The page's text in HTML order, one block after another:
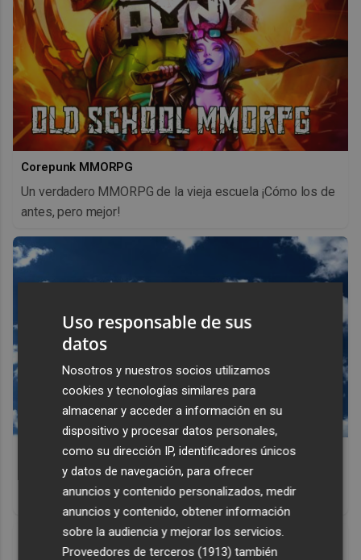
Corepunk MMORPG
Un verdadero MMORPG de la vieja escuela ¡Cómo los de
antes, pero mejor!
No es tu imaginación
¿Ves caras en enchufes, coches o nubes? Tiene
explicación
Uso responsable de sus
datos
Nosotros y nuestros socios utilizamos
cookies y tecnologías similares para
almacenar y acceder a información en su
dispositivo y procesar datos personales,
como su dirección IP, identificadores únicos
y datos de navegación, para ofrecer
anuncios y contenido personalizados, medir
anuncios y contenido, obtener información
sobre la audiencia y mejorar los servicios.
Proveedores de terceros (1913) también